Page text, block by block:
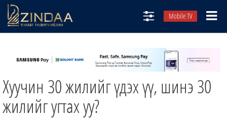
Mobile TV
ТВ8
ӨГЛӨӨНИЙ СОНИН
АУДИО ЗОХИОЛ
Хуучин 30 жилийг үдэх үү, шинэ 30
жилийг угтах уу?